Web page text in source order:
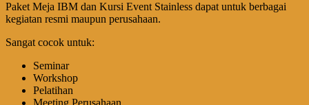
Paket Meja IBM dan Kursi Event Stainless dapat untuk berbagai
kegiatan resmi maupun perusahaan.
Sangat cocok untuk:
Seminar
Workshop
Pelatihan